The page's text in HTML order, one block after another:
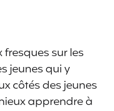
sur les
jeunes qui y
côtés des jeunes
apprendre à